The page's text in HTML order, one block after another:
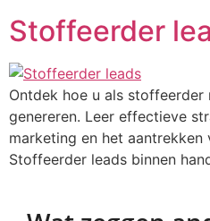
Stoffeerder
Ontdek hoe u als stoffeerder
genereren. Leer effectieve
marketing en het aantrekken
Stoffeerder leads binnen